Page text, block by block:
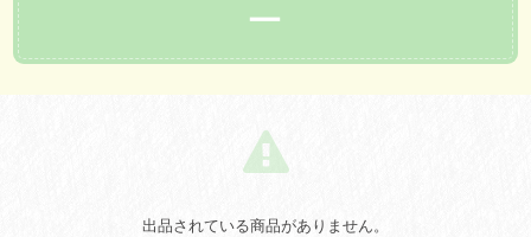
ー
出品されている商品がありません。